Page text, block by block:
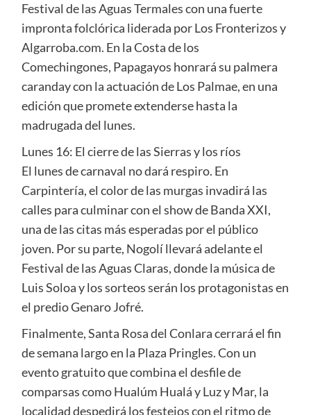
Festival de las Aguas Termales con una fuerte
impronta folclórica liderada por Los Fronterizos y
Algarroba.com. En la Costa de los
Comechingones, Papagayos honrará su palmera
caranday con la actuación de Los Palmae, en una
edición que promete extenderse hasta la
madrugada del lunes.
Lunes 16: El cierre de las Sierras y los ríos
El lunes de carnaval no dará respiro. En
Carpintería, el color de las murgas invadirá las
calles para culminar con el show de Banda XXI,
una de las citas más esperadas por el público
joven. Por su parte, Nogolí llevará adelante el
Festival de las Aguas Claras, donde la música de
Luis Soloa y los sorteos serán los protagonistas en
el predio Genaro Jofré.
Finalmente, Santa Rosa del Conlara cerrará el fin
de semana largo en la Plaza Pringles. Con un
evento gratuito que combina el desfile de
comparsas como Hualúm Hualá y Luz y Mar, la
localidad despedirá los festejos con el ritmo de